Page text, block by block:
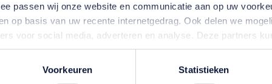
passen wij onze website en communicatie aan op uw
op basis van uw recente internetgedrag. Ook delen we
voor social media, adverteren en analyse. Deze partners
die u aan ze heeft verstrekt of die ze hebben verzameld
van gedachten? U kunt uw voorkeuren aanpassen of uw
Voorkeuren Statistieken